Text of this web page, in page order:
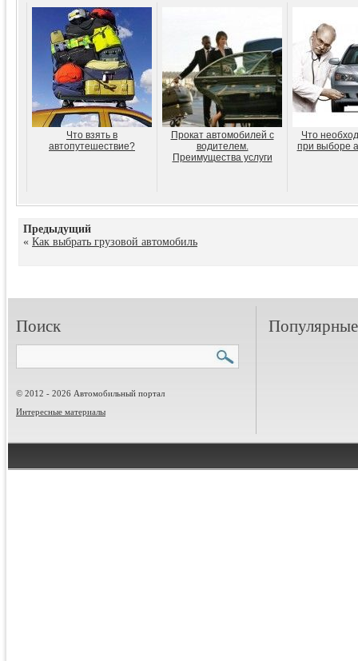
Что взять в
автопутешествие?
Прокат автомобилей с
водителем.
Преимущества услуги
Что
при выборе
Предыдущий
« Как выбрать грузовой автомобиль
Поиск
© 2012 - 2026 Автомобильный портал
Интересные материалы
Популярные